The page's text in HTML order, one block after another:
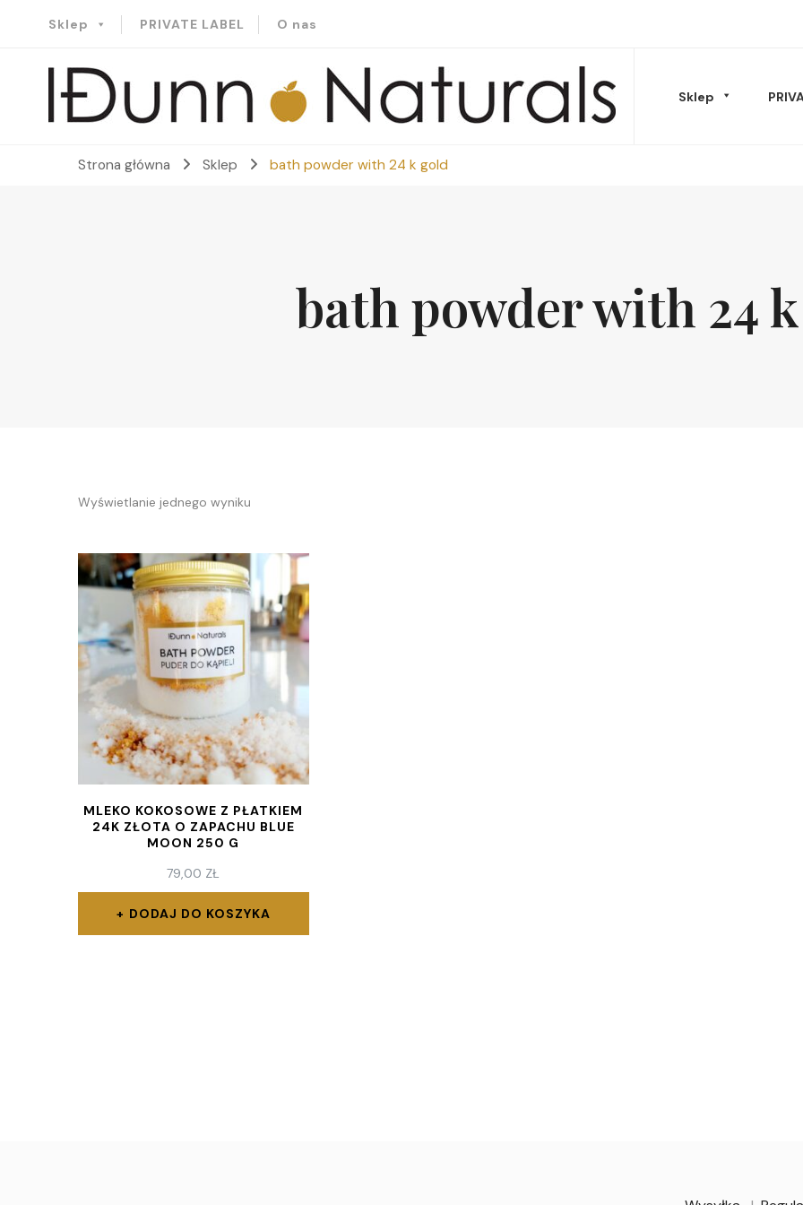
Sklep PRIVATE LABEL O nas
Idunn-Naturals Sklep
Strona główna Sklep bath powder with 24 k gold
bath powder with 24
Wyświetlanie jednego wyniku
MLEKO KOKOSOWE Z PŁATKIEM
24K ZŁOTA O ZAPACHU BLUE
MOON 250 G
79,00 ZŁ
DODAJ DO KOSZYKA